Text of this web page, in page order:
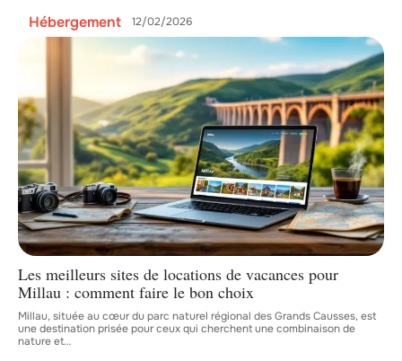
Hébergement 12/02/2026
Les meilleurs sites de locations de vacances pour
Millau : comment faire le bon choix
Millau, située au cœur du parc naturel régional des Grands Causses, est
une destination prisée pour ceux qui cherchent une combinaison de
nature et…